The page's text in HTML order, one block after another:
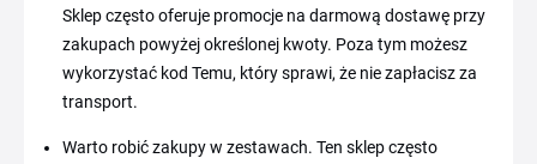
Sklep często oferuje promocje na darmową dostawę przy
zakupach powyżej określonej kwoty. Poza tym możesz
wykorzystać kod Temu, który sprawi, że nie zapłacisz za
transport.
Warto robić zakupy w zestawach. Ten sklep często